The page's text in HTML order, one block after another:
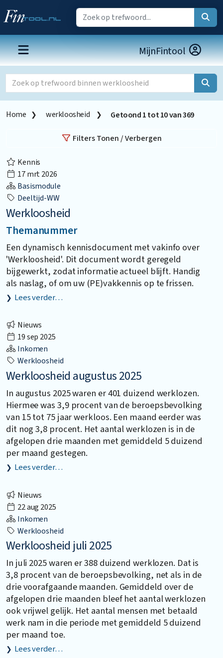
MijnFintool
Home werkloosheid Getoond1tot10van369
Filters Tonen / Verbergen
Kennis
17 mrt 2026
Basismodule
Deeltijd-WW
Werkloosheid
Themanummer
Een dynamisch kennisdocument met vakinfo over
'Werkloosheid'. Dit document wordt geregeld
bijgewerkt, zodat informatie actueel blijft. Handig
als naslag, of om uw (PE)vakkennis op te frissen.
Lees verder…
Nieuws
19 sep 2025
Inkomen
Werkloosheid
Werkloosheid augustus 2025
In augustus 2025 waren er 401 duizend werklozen.
Hiermee was 3,9 procent van de beroepsbevolking
van 15 tot 75 jaar werkloos. Een maand eerder was
dit nog 3,8 procent. Het aantal werklozen is in de
afgelopen drie maanden met gemiddeld 5 duizend
per maand gestegen.
Lees verder…
Nieuws
22 aug 2025
Inkomen
Werkloosheid
Werkloosheid juli 2025
In juli 2025 waren er 388 duizend werklozen. Dat is
3,8 procent van de beroepsbevolking, net als in de
drie voorafgaande maanden. Gemiddeld over de
afgelopen drie maanden bleef het aantal werklozen
ook vrijwel gelijk. Het aantal mensen met betaald
werk nam in die periode met gemiddeld 5 duizend
per maand toe.
Lees verder…